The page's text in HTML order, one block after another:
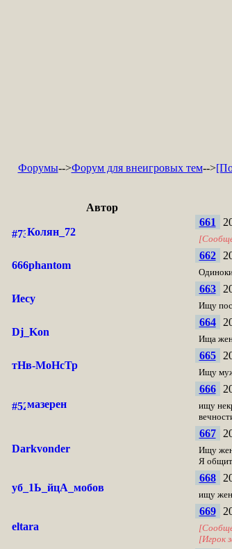
Форумы-->Форум для внеигровых тем-->
Автор
Колян_72
661
666phantom
662
Иесу
663
Ищу
Dj_Kon
664
Ища
тНв-МоНсТр
665
Ищу
мазерен
666
ищу
Darkvonder
667
Ищу
Я
уб_1Ь_йцА_мобов
668
ищу
eltara
669
[Игрок